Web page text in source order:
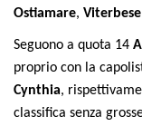
Ostiamare, Viterbese
Seguono a quota 14
proprio con la
Cynthia,
classifica senza